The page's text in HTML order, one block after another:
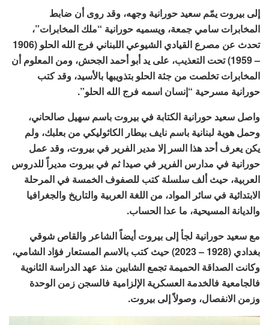
إلى بيروت يمّم سعيد حورانية وجهه، وقد روى أن ضابط
المخابرات سامي جمعة، ويسميه حورانية “ملك المخابرات”،
تحدث عن مصرع القيادي الشيوعي اللبناني فرج الله الحلو (1906
– 1959) تحت التعذيب، على يد أبو أحمد الجحش، ومن المعلوم أن
المخابرات تخلصت من جثة الحلو بتذويبها بالأسيد، وقد كتب
حورانية مسرحية “إنسان اسمه فرج الله الحلو”.
واصل سعيد حورانية الكتابة في بيروت باسم سهيل صالحاني،
وحمل هوية لبنانية باسم نايف بيطار الكاثوليكي من بعلبك، ولم
يكن يعرف أحد هذا السر إلا مدير الفرير في بيروت، وقد عمل
حورانية في مدارس الفرير في صيدا ثم في بيروت مديراً للدروس
العربية، حيث ألف سلسلة كتب للصفوف الخمسة في المرحلة
الابتدائية في سائر المواد، من اللغة العربية والتاريخ والجغرافيا
والديانة المسيحية، ما عدا الحساب.
مع سعيد حورانية لجأ إلى بيروت أيضاً الشاعر والقاص شوقي
بغدادي (1928 – 2023) حيث كتب بالاسم المستعار فؤاد الشامي،
وكانت الصداقة الحميمة تجمع الشابين منذ عهد الدراسة الثانوية
فالجامعية فالخدمة العسكرية الإلزامية فالسجن زمن الوحدة
وزمن الانفصال، وصولاً إلى بيروت.